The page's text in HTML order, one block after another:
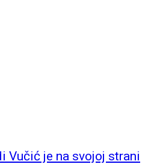
Vučić je na svojoj strani